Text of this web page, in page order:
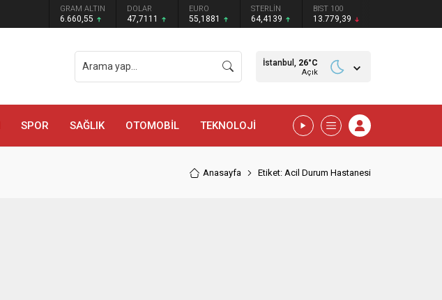
GRAM ALTIN
6.660,55
DOLAR
47,7111
EURO
55,1881
STERLİN
64,4139
BIST 100
13.779,39
İstanbul, 26°C
Açık
SPOR SAĞLIK OTOMOBİL TEKNOLOJİ
Anasayfa Etiket: Acil Durum Hastanesi